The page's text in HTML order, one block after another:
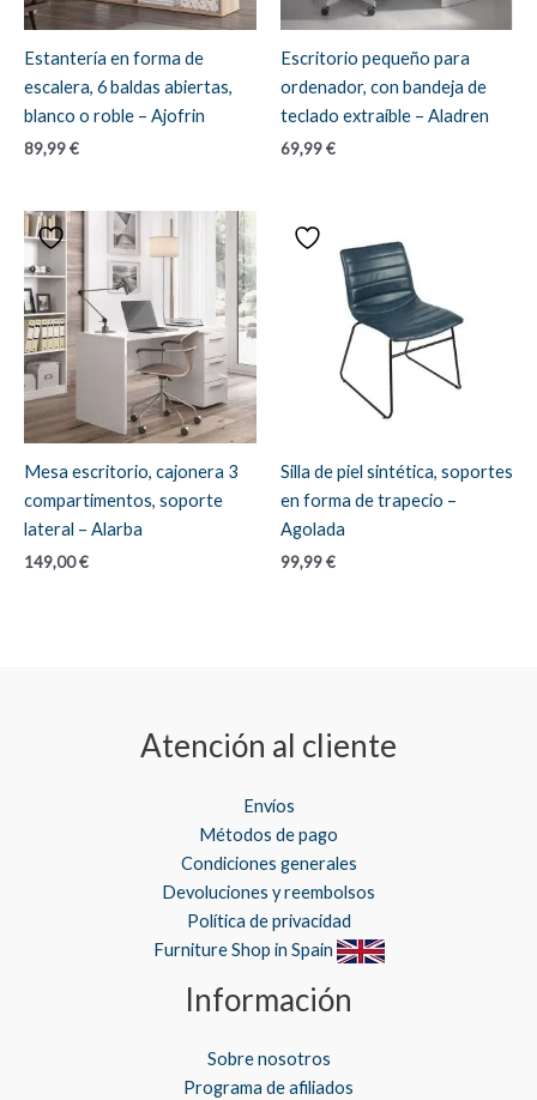
Estantería en forma de
escalera, 6 baldas abiertas,
blanco o roble – Ajofrin
89,99€
Escritorio pequeño para
ordenador, con bandeja de
teclado extraíble – Aladren
69,99€
Mesa escritorio, cajonera 3
compartimentos, soporte
lateral – Alarba
149,00€
Silla de piel sintética, soportes
en forma de trapecio –
Agolada
99,99€
Atención al cliente
Envíos
Métodos de pago
Condiciones generales
Devoluciones y reembolsos
Política de privacidad
Furniture Shop in Spain
Información
Sobre nosotros
Programa de afiliados